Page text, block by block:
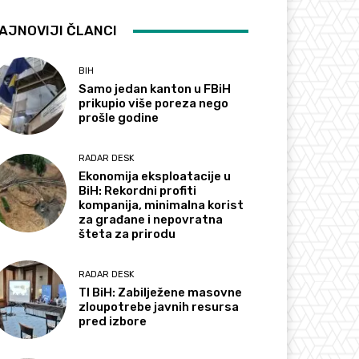
ČLANCI
BIH
Samo jedan kanton u FBiH
prikupio više poreza nego
prošle godine
RADAR DESK
Ekonomija eksploatacije u
BiH: Rekordni profiti
kompanija, minimalna korist
za građane i nepovratna
šteta za prirodu
RADAR DESK
TI BiH: Zabilježene masovne
zloupotrebe javnih resursa
pred izbore